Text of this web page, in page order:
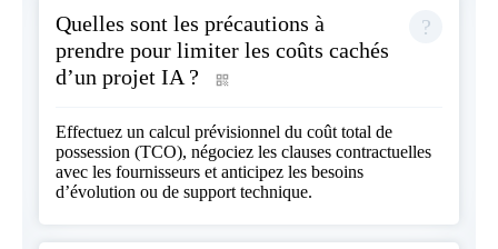
Quelles sont les précautions à
prendre pour limiter les coûts cachés
d’un projet IA ?
Effectuez un calcul prévisionnel du coût total de
possession (TCO), négociez les clauses contractuelles
avec les fournisseurs et anticipez les besoins
d’évolution ou de support technique.